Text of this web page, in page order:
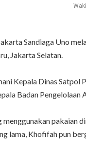
Sandiaga Uno
Jakarta Selatan.
Kepala Dinas
Badan Pengelolaan
pakaian
lama, Khofifah pun